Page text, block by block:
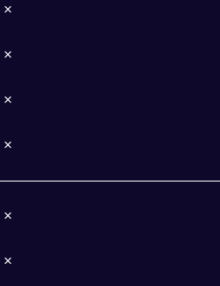
×
×
×
×
×
×